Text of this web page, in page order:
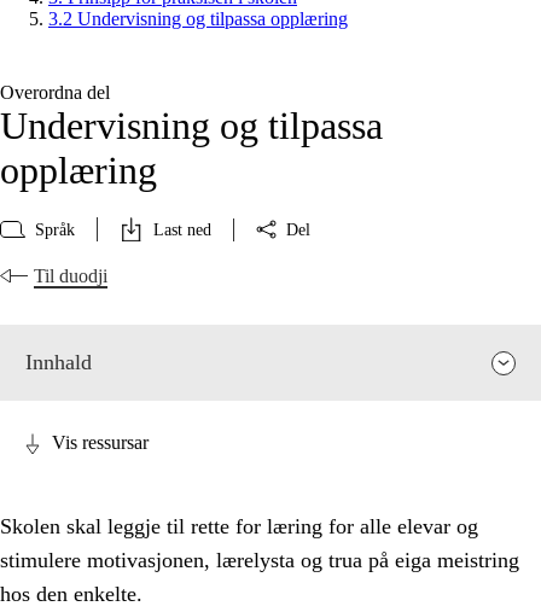
3.2 Undervisning og tilpassa opplæring
Overordna del
Undervisning og tilpassa
opplæring
Språk Last ned Del
Til duodji
Innhald
Vis ressursar
Skolen skal leggje til rette for læring for alle elevar og
stimulere motivasjonen, lærelysta og trua på eiga meistring
hos den enkelte.